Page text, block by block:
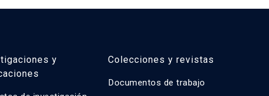
y
Colecciones y revistas
Documentos de trabajo